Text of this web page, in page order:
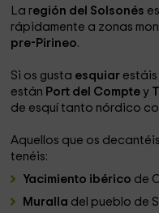
La región del Solsonés
rápidamente a zonas
pre-Pirineo.
Si os gusta esquiar estáis
están Port del Compte y
de esquí tanto nórdico
Aquellos que os
tenéis:
Yacimiento ibérico de
Muralla del pueblo de